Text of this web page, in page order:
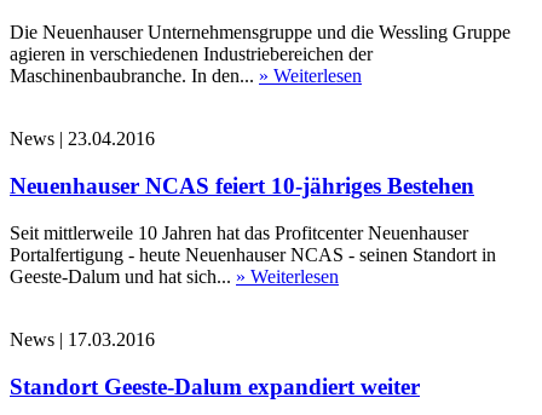
Die Neuenhauser Unternehmensgruppe und die Wessling Gruppe
agieren in verschiedenen Industriebereichen der
Maschinenbaubranche. In den... » Weiterlesen
News 23.04.2016
Neuenhauser NCAS feiert 10-jähriges Bestehen
Seit mittlerweile 10 Jahren hat das Profitcenter Neuenhauser
Portalfertigung - heute Neuenhauser NCAS - seinen Standort in
Geeste-Dalum und hat sich... » Weiterlesen
News | 17.03.2016
Standort Geeste-Dalum expandiert weiter